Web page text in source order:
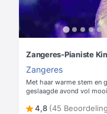
Zangeres-Pianiste
Zangeres
Met haar warme stem en
geslaagde avond vol
4,8 (45